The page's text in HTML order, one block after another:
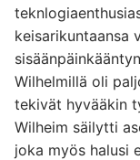
keisarikuntaansa
Wilhelmillä oli
tekivät hyvääkin
Wilheim säilytti
joka myös halusi